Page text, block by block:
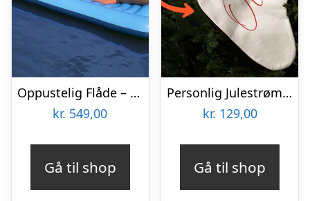
Oppustelig Flåde – Bestway Sun Soaker
kr. 549,00
Gå til shop
Personlig Julestrømpe med Tekst
kr. 129,00
Gå til shop